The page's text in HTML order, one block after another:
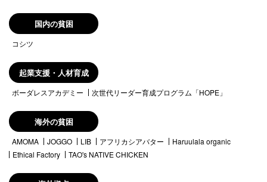
国内の貧困
コシツ
起業支援・人材育成
ボーダレスアカデミー 次世代リーダー育成プログラム「HOPE」
海外の貧困
AMOMA JOGGO LIB アフリカシアバター
Haruulala organic
Ethical Factory
TAO's NATIVE CHICKEN